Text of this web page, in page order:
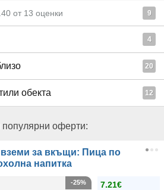
от 13 оценки 9
4
20
обекта 12
популярни оферти:
за вкъщи: Пица по
напитка
7.21€
-25%